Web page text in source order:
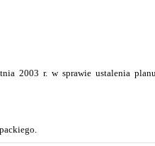
2003 r. w sprawie ustalenia